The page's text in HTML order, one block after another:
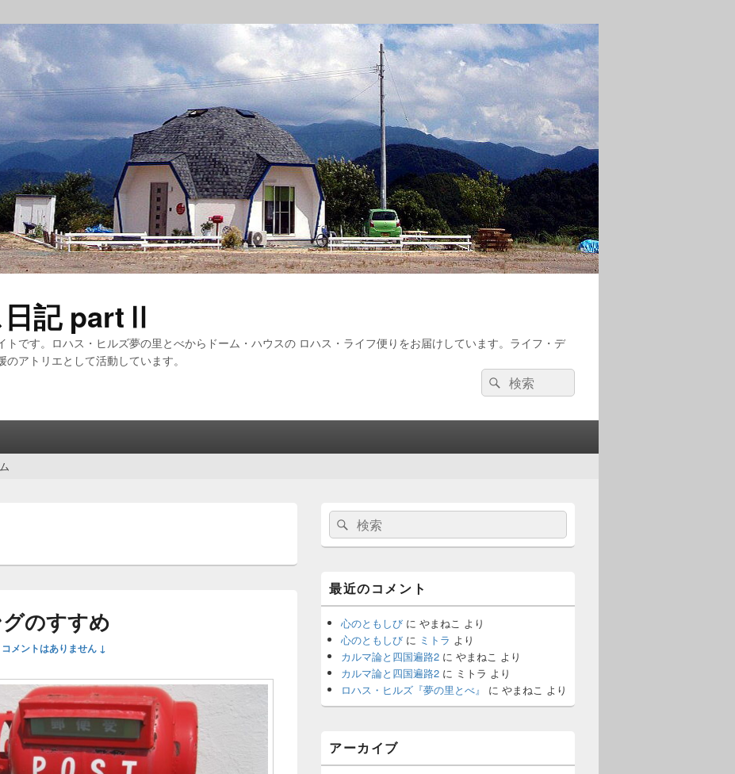
日記 partⅡ
トです。ロハス・ヒルズ夢の里とべからドーム・ハウスの ロハス・ライフ便りをお届けしています。ライフ・デ
アトリエとして活動しています。
検
索:
検
索
のすすめ
コメントはありません ↓
メ
ン
サ
バ
ー
ウ
ィ
ジ
ト
エ
検
索:
検
索
最近のコメント
心のともしび に やまねこ より
心のともしび に ミトラ より
カルマ論と四国遍路2 に やまねこ より
カルマ論と四国遍路2 に ミトラ より
ロハス・ヒルズ『夢の里とべ』
に やまねこ より
アーカイブ